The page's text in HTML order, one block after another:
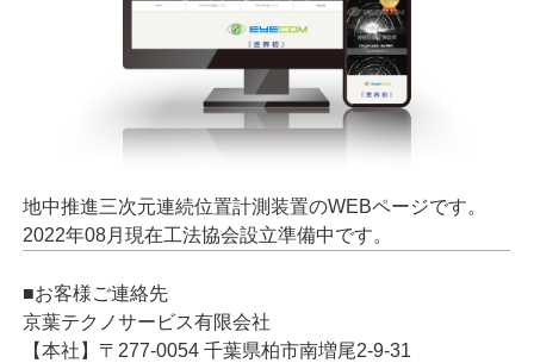
地中推進三次元連続位置計測装置のWEBページです。
2022年08月現在工法協会設立準備中です。
■お客様ご連絡先
京葉テクノサービス有限会社
【本社】〒277-0054 千葉県柏市南増尾2-9-31